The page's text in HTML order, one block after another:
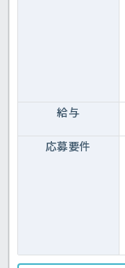
給与
応募要件